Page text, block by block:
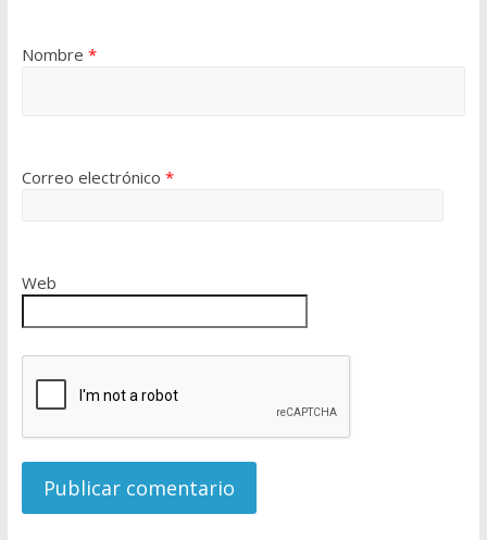
Nombre *
Correo electrónico *
Web